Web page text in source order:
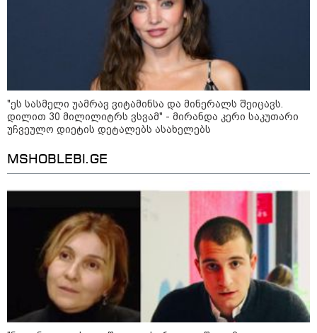
"რაკეტები ჩვენც გვჭირდება" - დონალდ
ტრამპი უკრაინისთვის Patriot-ის
რაკეტების გაგზავნაზე
გამოაცხადა
22:45 / 07-08-2026
14 წლის მოზარდმა საკუთარი
პაპა და ბებია მოკლა, შემდეგ კი
სკოლაში ცეცხლი გახსნა - რა
დეტალები ხდება ცნობილი
ბანგკოკში მომხდარი
ტრაგედიიდან
"ეს სასმელი უამრავ ვიტამინსა და მინერალს შეიცავს.
დილით 30 მილილიტრს ვსვამ" - მირანდა კერი საკუთარი
უჩვეულო დიეტის დეტალებს ასახელებს
MSHOBLEBI.GE